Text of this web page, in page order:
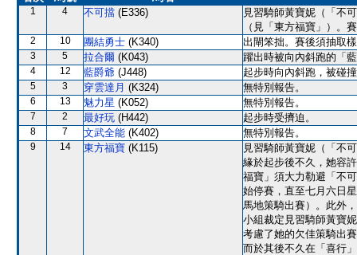
1 4 不可擋 (E336)
見習騎師黃寶妮（「不
（見「東方福寶」）。
2 10 團結勇士 (K340) 出閘笨拙。賽後須抽取
3 5 拉合爾 (K043) 躍出時被向內斜跑的「
4 12 藍爵爺 (J448) 起步時向內斜跑，被碰
5 3 穿雲達月 (K324) 無特別報告。
6 13 魅力星 (K052) 無特別報告。
7 2 最好玩 (H442) 起步時受擠迫。
8 7 文武全能 (K402) 無特別報告。
9 14 東方福寶 (K115)
見習騎師黃寶妮（「不
緣於起步後不久，她容
福寶」須大力勒避「不
始停賽，直至七月六日
馬地策騎出賽）。此外
小組裁定見習騎師黃寶
考慮了她的欠佳策騎出
而於其後不久在「喜行